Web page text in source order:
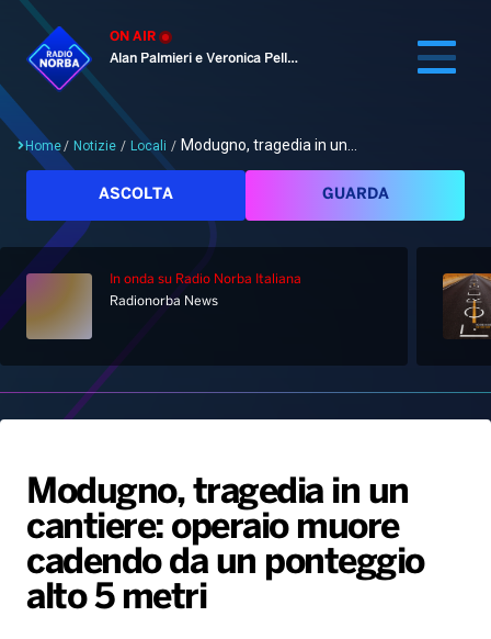
ON AIR
Alan Palmieri e Veronica Pellegrino
Cerca
Home
Palinsesto
Hit Dance
Giochi&Concorsi
PALATOUR
Notizie
Locali
Musica e Spettacolo
Sport
Playlist
Generale
Novità
Notiziario
Interviste
Gallery
Radio Norba News TV
Voce al Bari
Home/ Notizie / Locali / Modugno, tragedia in un...
ASCOLTA GUARDA
In onda su Radio Norba Italiana
Radionorba News
Modugno, tragedia in un
cantiere: operaio muore
cadendo da un ponteggio
alto 5 metri